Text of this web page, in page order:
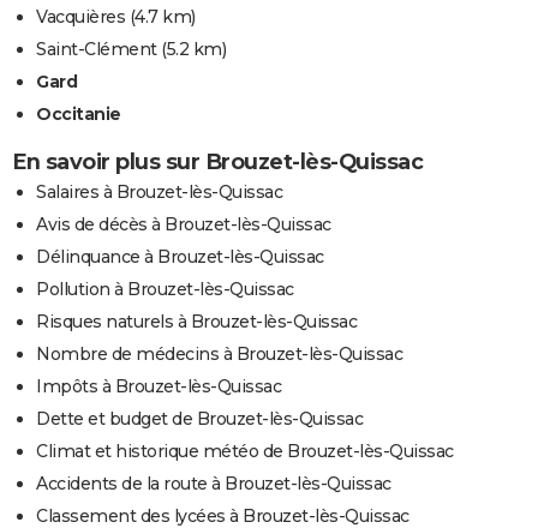
Vacquières (4.7 km)
Saint-Clément(5.2 km)
Gard
Occitanie
En savoir plus sur Brouzet-lès-Quissac
Salaires à Brouzet-lès-Quissac
Avis de décès à Brouzet-lès-Quissac
Délinquance à Brouzet-lès-Quissac
Pollution à Brouzet-lès-Quissac
Risques naturels à Brouzet-lès-Quissac
Nombre de médecins à Brouzet-lès-Quissac
Impôts à Brouzet-lès-Quissac
Dette et budget de Brouzet-lès-Quissac
Climat et historique météo de Brouzet-lès-Quissac
Accidents de la route à Brouzet-lès-Quissac
Classement des lycées à Brouzet-lès-Quissac